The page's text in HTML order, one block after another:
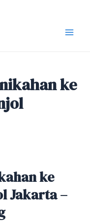
ke
ke
Jakarta –